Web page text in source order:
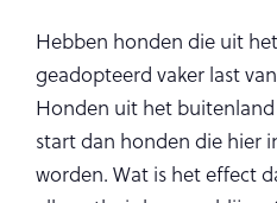
Hebben honden die uit
geadopteerd vaker last
Honden uit het
start dan honden die hier
worden. Wat is het effect